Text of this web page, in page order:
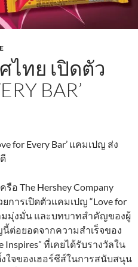
ไทย เปิดตัว
BAR’
for Every Bar’ แคมเปญ ส่ง
อ The Hershey Company
ารเปิดตัวแคมเปญ “Love for
มมุ่งมั่น และบทบาทสำคัญของผู้
ต่อยอดจากความสำเร็จของ
Inspires” ที่เคยได้รับรางวัลใน
ใจของเฮอร์ชีส์ในการสนับสนุน